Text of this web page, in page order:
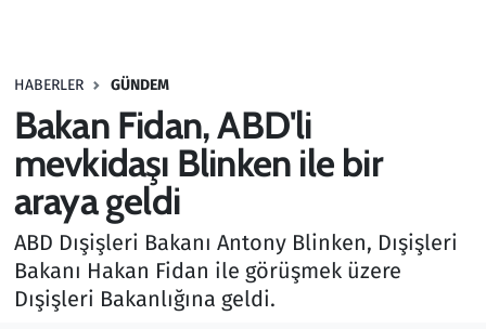
HABERLER GÜNDEM
Bakan Fidan, ABD'li
mevkidaşı Blinken ile bir
araya geldi
ABD Dışişleri Bakanı Antony Blinken, Dışişleri
Bakanı Hakan Fidan ile görüşmek üzere
Dışişleri Bakanlığına geldi.
Haber
Kültür Sanat
Kurumsal Haberler
Lezzet Durağı
Memur ve Kamu